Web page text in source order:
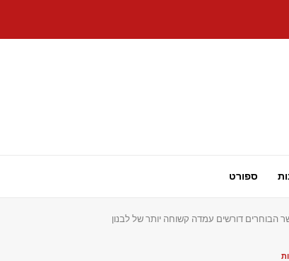
ספורט
הבוחרים דורשים עמדה קשוחה יותר של לבנון